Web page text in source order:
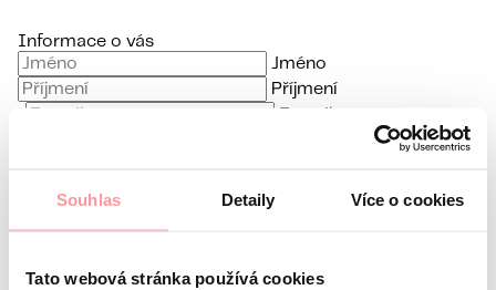
Souhlas Detaily Více o cookies
Tato webová stránka používá cookies
Informace o vás
Jméno
Příjmení
Mám zájem o